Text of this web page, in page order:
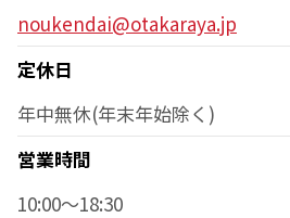
noukendai@otakaraya.jp
定休日
年中無休(年末年始除く)
営業時間
10:00～18:30